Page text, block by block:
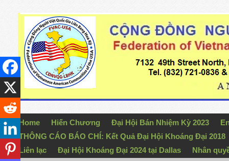
Home Hiến Chương Đại Hội Bán Nhiệm Kỳ 2023
THÔNG CÁO BÁO CHÍ: Kết Quả Đại Hội Khoáng Đại 2018
Liên lạc
Đại Hội Khoáng Đại 2024 tại Dallas Nhân